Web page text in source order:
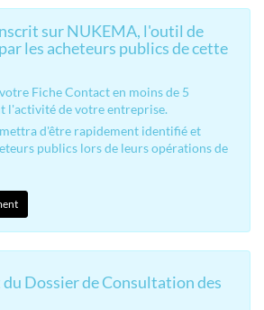
sur NUKEMA, l'outil de
les acheteurs publics de cette
Fiche Contact en moins de 5
l'activité de votre entreprise.
d'être rapidement identifié et
publics lors de leurs opérations de
Dossier de Consultation des